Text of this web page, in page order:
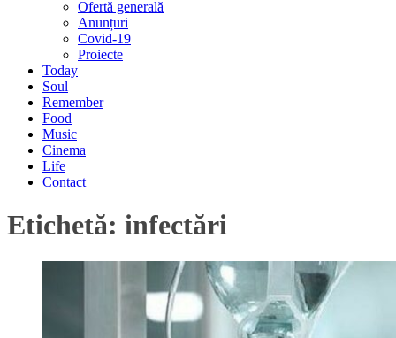
Ofertă generală
Anunțuri
Covid-19
Proiecte
Today
Soul
Remember
Food
Music
Cinema
Life
Contact
Etichetă: infectări